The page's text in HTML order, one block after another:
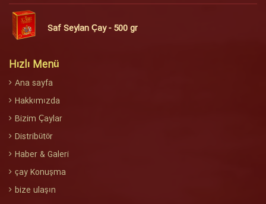
Saf Seylan Çay - 500 gr
Hızlı Menü
Ana sayfa
Hakkımızda
Bizim Çaylar
Distribütör
Haber & Galeri
çay Konuşma
bize ulaşın